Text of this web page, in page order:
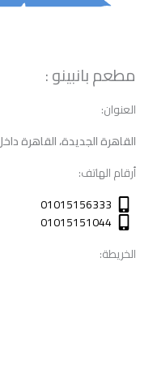
مطعم بانبينو :
العنوان:
القاهرة الجديدة، القاهرة
أرقام الهاتف:
01015156333
01015151044
الخريطة: